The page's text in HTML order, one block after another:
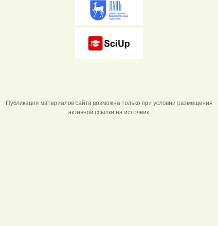
Публикация материалов сайта возможна только при условии размещения
активной ссылки на источник.